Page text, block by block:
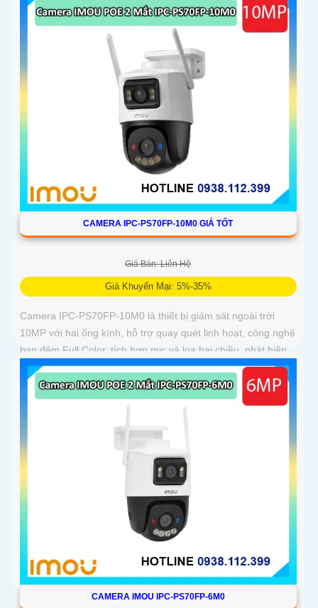
CAMERA IPC-PS70FP-10M0 GIÁ TỐT
Giá Bán: Liên Hệ
Giá Khuyến Mại: 5%-35%
Camera IPC-PS70FP-10M0 là thiết bị giám sát ngoài trời
10MP với hai ống kính, hỗ trợ quay quét linh hoạt, công nghệ
ban đêm Full Color, tích hợp mic và loa hai chiều, phát hiện
con người và phương tiện, phù hợp lắp đặt cho gia đình, cửa
hàng và văn phòng
CAMERA IMOU IPC-PS70FP-6M0